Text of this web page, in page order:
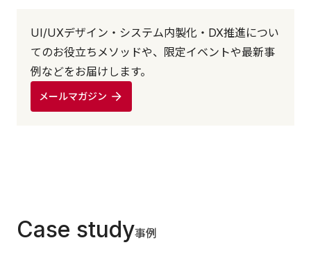
UI/UXデザイン・システム内製化・DX推進につい
てのお役立ちメソッドや、限定イベントや最新事
例などをお届けします。
メールマガジン
Case study事例